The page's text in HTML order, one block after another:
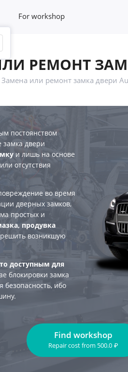
For workshop
РЕМОНТ
Замена или ремонт замка двери
постоянством
двери
и лишь на основе
отсутствия
во время
дверных замков,
простых и
продувка
решить возникшую
доступным для
блокировки замка
безопасность, ибо
Find workshop
Repair costfrom 500.0 ₽